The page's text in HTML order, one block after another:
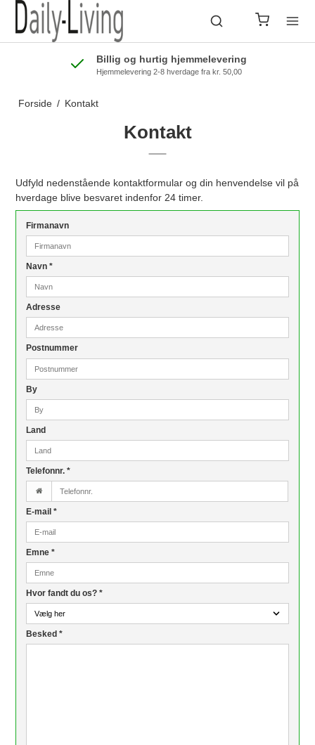
Billig og hurtig hjemmelevering
Hjemmelevering 2-8 hverdage fra kr. 50,00
Forside / Kontakt
Kontakt
Udfyld nedenstående kontaktformular og din henvendelse vil på
hverdage blive besvaret indenfor 24 timer.
Firmanavn
Navn*
Adresse
Postnummer
By
Land
Telefonnr.*
E-mail*
Emne*
Hvor fandt du os?*
Besked*